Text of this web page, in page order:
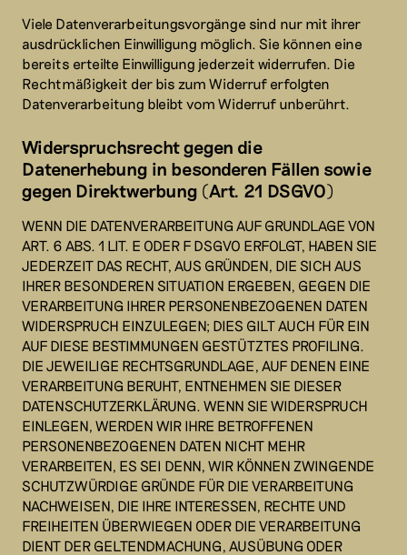
Viele Datenverarbeitungsvorgänge sind nur mit ihrer
ausdrücklichen Einwilligung möglich. Sie können eine
bereits erteilte Einwilligung jederzeit widerrufen. Die
Rechtmäßigkeit der bis zum Widerruf erfolgten
Datenverarbeitung bleibt vom Widerruf unberührt.
Widerspruchsrecht gegen die
Datenerhebung in besonderen Fällen sowie
gegen Direktwerbung (Art. 21 DSGVO)
WENN DIE DATENVERARBEITUNG AUF GRUNDLAGE VON
ART. 6 ABS. 1 LIT. E ODER F DSGVO ERFOLGT, HABEN SIE
JEDERZEIT DAS RECHT, AUS GRÜNDEN, DIE SICH AUS
IHRER BESONDEREN SITUATION ERGEBEN, GEGEN DIE
VERARBEITUNG IHRER PERSONENBEZOGENEN DATEN
WIDERSPRUCH EINZULEGEN; DIES GILT AUCH FÜR EIN
AUF DIESE BESTIMMUNGEN GESTÜTZTES PROFILING.
DIE JEWEILIGE RECHTSGRUNDLAGE, AUF DENEN EINE
VERARBEITUNG BERUHT, ENTNEHMEN SIE DIESER
DATENSCHUTZERKLÄRUNG. WENN SIE WIDERSPRUCH
EINLEGEN, WERDEN WIR IHRE BETROFFENEN
PERSONENBEZOGENEN DATEN NICHT MEHR
VERARBEITEN, ES SEI DENN, WIR KÖNNEN ZWINGENDE
SCHUTZWÜRDIGE GRÜNDE FÜR DIE VERARBEITUNG
NACHWEISEN, DIE IHRE INTERESSEN, RECHTE UND
FREIHEITEN ÜBERWIEGEN ODER DIE VERARBEITUNG
DIENT DER GELTENDMACHUNG, AUSÜBUNG ODER